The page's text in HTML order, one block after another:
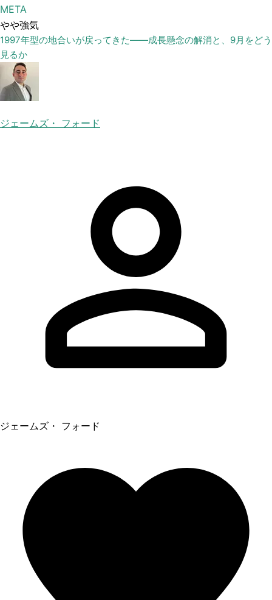
META
やや強気
1997年型の地合いが戻ってきた——成長懸念の解消と、9月をどう
見るか
ジェームズ・ フォード
ジェームズ・ フォード